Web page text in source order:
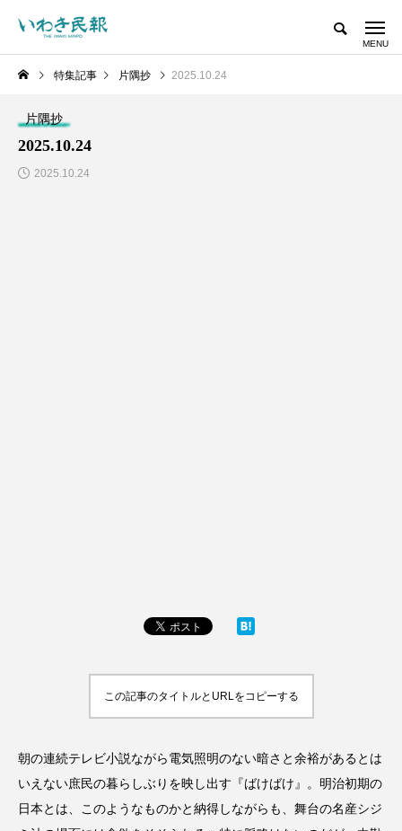
特集記事 片隅抄 2025.10.24
片隅抄
2025.10.24
2025.10.24
この記事のタイトルとURLをコピーする
朝の連続テレビ小説ながら電気照明のない暗さと余裕があるとは
いえない庶民の暮らしぶりを映し出す『ばけばけ』。明治初期の
日本とは、このようなものかと納得しながらも、舞台の名産シジ